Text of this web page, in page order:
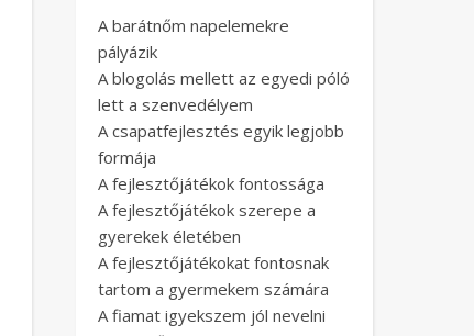
A barátnőm napelemekre
pályázik
A blogolás mellett az egyedi póló
lett a szenvedélyem
A csapatfejlesztés egyik legjobb
formája
A fejlesztőjátékok fontossága
A fejlesztőjátékok szerepe a
gyerekek életében
A fejlesztőjátékokat fontosnak
tartom a gyermekem számára
A fiamat igyekszem jól nevelni